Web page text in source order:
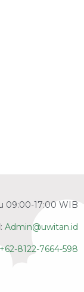
09:00-17:00 WIB
: Admin@uwitan.id
+62-8122-7664-598